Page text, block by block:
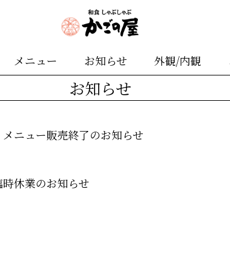
メニュー お知らせ 外観/内観
お知らせ
ニュー販売終了のお知らせ
時休業のお知らせ